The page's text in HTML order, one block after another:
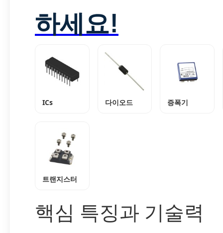
하세요!
ICs 다이오드 증폭기
트랜지스터
핵심 특징과 기술력